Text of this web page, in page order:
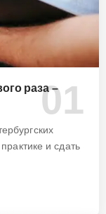
раза –
и сдать